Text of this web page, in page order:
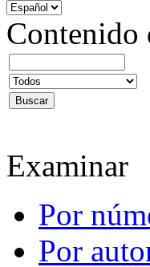
Contenido
Examinar
Por
Por